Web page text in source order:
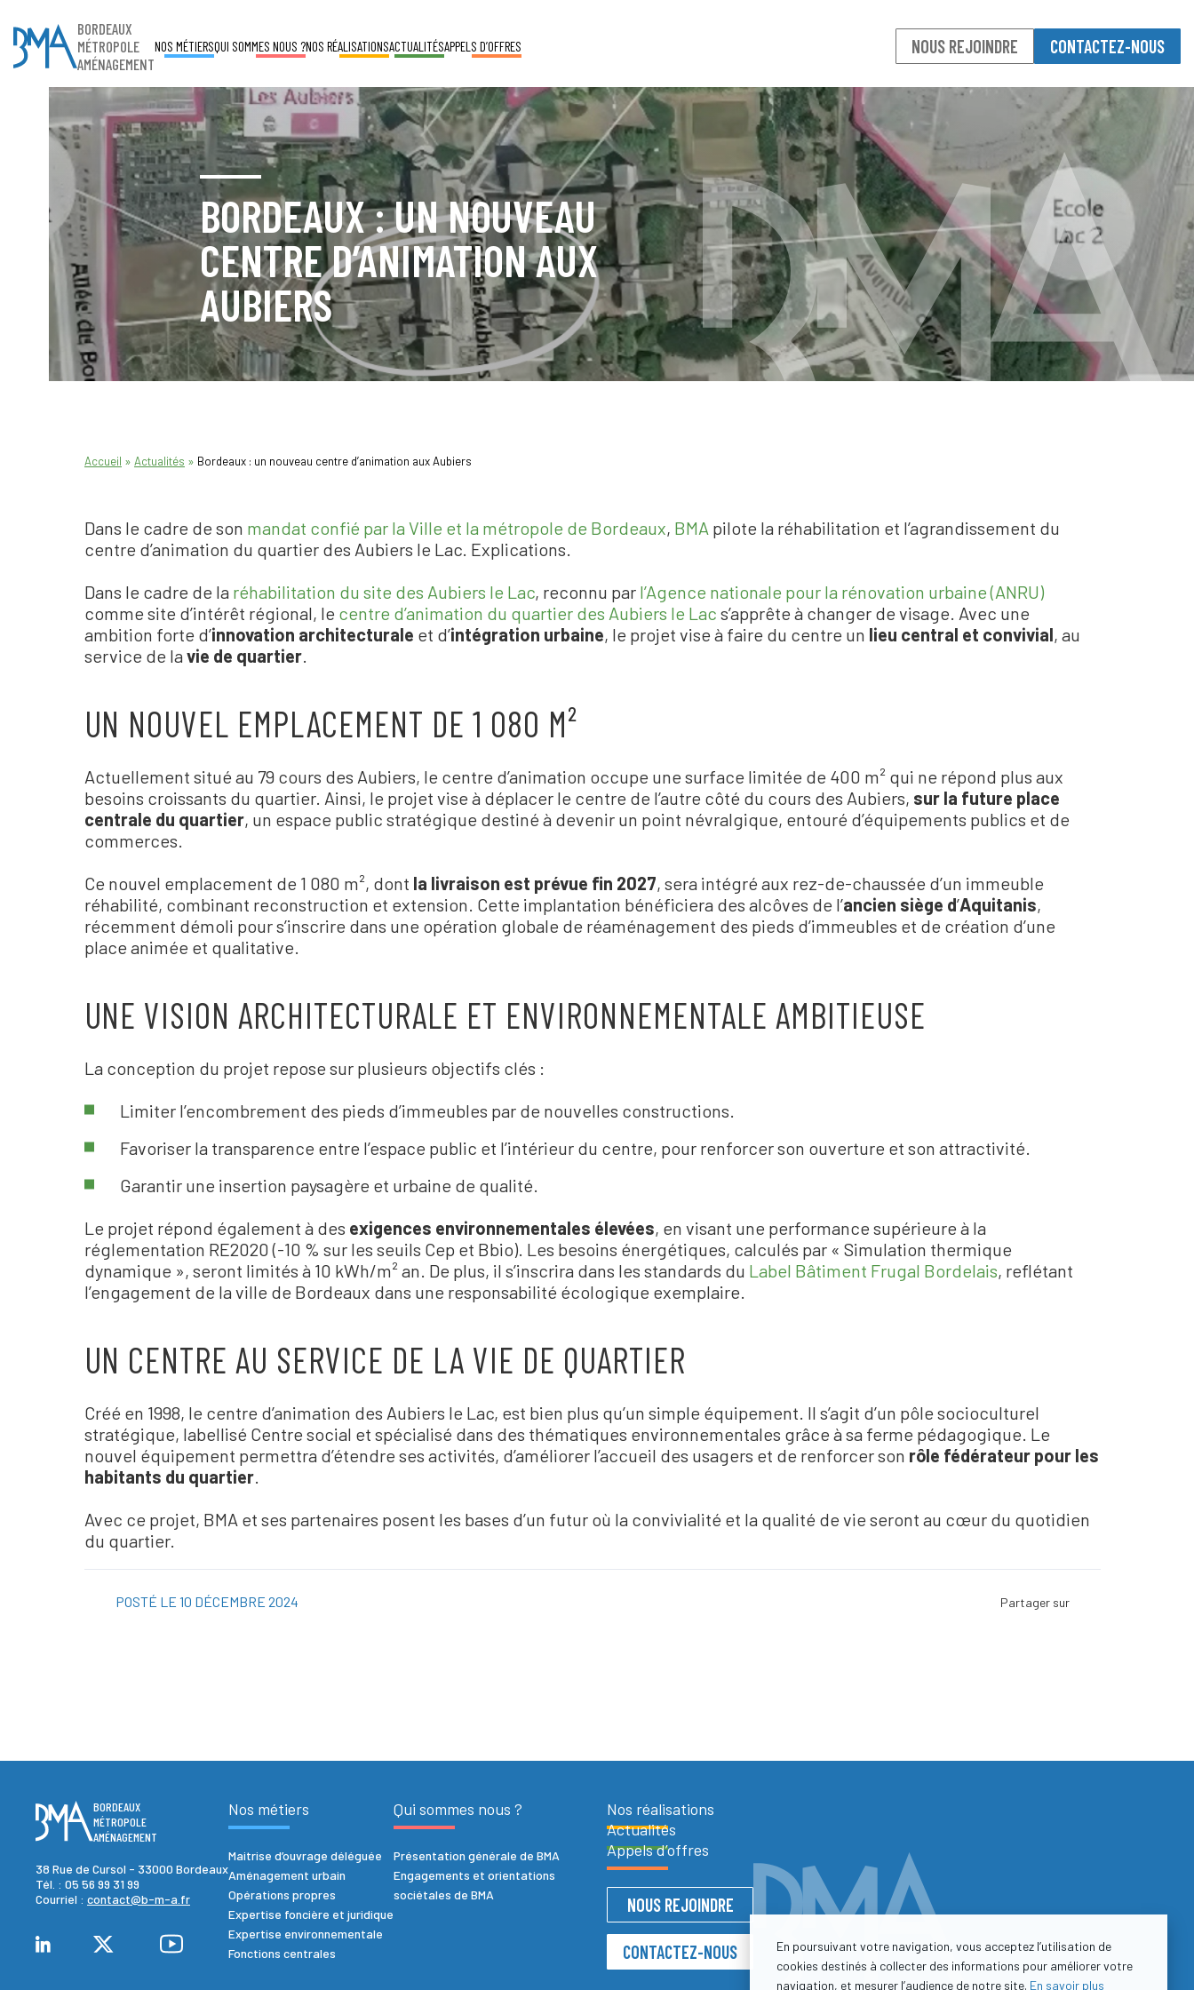
BORDEAUX
MÉTROPOLE
AMÉNAGEMENT
NOS MÉTIERSQUI SOMMES NOUS ?NOS RÉALISATIONSACTUALITÉSAPPELS D’OFFRES NOUS REJOINDRE CONTACTEZ-NOUS
BORDEAUX : UN NOUVEAU
CENTRE D’ANIMATION AUX
AUBIERS
Accueil » Actualités » Bordeaux : un nouveau centre d’animation aux Aubiers
Dans le cadre de son mandat confié par la Ville et la métropole de Bordeaux, BMA pilote la réhabilitation et l’agrandissement du
centre d’animation du quartier des Aubiers le Lac. Explications.
Dans le cadre de la réhabilitation du site des Aubiers le Lac, reconnu par l’Agence nationale pour la rénovation urbaine (ANRU)
comme site d’intérêt régional, le centre d’animation du quartier des Aubiers le Lac s’apprête à changer de visage. Avec une
ambition forte d’innovation architecturale et d’intégration urbaine, le projet vise à faire du centre un lieu central et convivial, au
service de la vie de quartier
UN NOUVEL EMPLACEMENT DE 1 080 M²
Actuellement situé au 79 cours des Aubiers, le centre d’animation occupe une surface limitée de 400 m² qui ne répond plus aux
besoins croissants du quartier. Ainsi, le projet vise à déplacer le centre de l’autre côté du cours des Aubiers, sur la future place
centrale du quartier, un espace public stratégique destiné à devenir un point névralgique, entouré d’équipements publics et de
commerces.
Ce nouvel emplacement de 1 080 m², dont la livraison est prévue fin 2027, sera intégré aux rez-de-chaussée d’un immeuble
réhabilité, combinant reconstruction et extension. Cette implantation bénéficiera des alcôves de l’ancien siège d’Aquitanis,
récemment démoli pour s’inscrire dans une opération globale de réaménagement des pieds d’immeubles et de création d’une
place animée et qualitative.
UNE VISION ARCHITECTURALE ET ENVIRONNEMENTALE AMBITIEUSE
La conception du projet repose sur plusieurs objectifs clés :
Limiter l’encombrement des pieds d’immeubles par de nouvelles constructions.
Favoriser la transparence entre l’espace public et l’intérieur du centre, pour renforcer son ouverture et son attractivité.
Garantir une insertion paysagère et urbaine de qualité.
Le projet répond également à des exigences environnementales élevées, en visant une performance supérieure à la
réglementation RE2020 (-10 % sur les seuils Cep et Bbio). Les besoins énergétiques, calculés par « Simulation thermique
dynamique », seront limités à 10 kWh/m² an. De plus, il s’inscrira dans les standards du Label Bâtiment Frugal Bordelais, reflétant
l’engagement de la ville de Bordeaux dans une responsabilité écologique exemplaire.
UN CENTRE AU SERVICE DE LA VIE DE QUARTIER
Créé en 1998, le centre d’animation des Aubiers le Lac, est bien plus qu’un simple équipement. Il s’agit d’un pôle socioculturel
stratégique, labellisé Centre social et spécialisé dans des thématiques environnementales grâce à sa ferme pédagogique. Le
nouvel équipement permettra d’étendre ses activités, d’améliorer l’accueil des usagers et de renforcer son rôle fédérateur pour les
habitants du quartier
Avec ce projet, BMA et ses partenaires posent les bases d’un futur où la convivialité et la qualité de vie seront au cœur du quotidien
du quartier.
POSTÉ LE 10 DÉCEMBRE 2024 Facebook
Twitter
LinkedIn
Viadeo
ScoopIt
Pinterest
BORDEAUX
MÉTROPOLE
AMÉNAGEMENT
38 Rue de Cursol - 33000 Bordeaux
Tél. : 05 56 99 31 99
Courriel : contact@b-m-a.fr
Nos métiers
Maitrise d’ouvrage déléguée
Aménagement urbain
Opérations propres
Expertise foncière et juridique
Expertise environnementale
Fonctions centrales
Qui sommes nous ?
Présentation générale de BMA
Engagements et orientations
sociétales de BMA
Nos réalisations
Actualités
Appels d’offres
NOUS REJOINDRE
CONTACTEZ-NOUS
En poursuivant votre navigation, vous acceptez l’utilisation de
cookies destinés à collecter des informations pour améliorer votre
navigation, et mesurer l’audience de notre site. En savoir plus